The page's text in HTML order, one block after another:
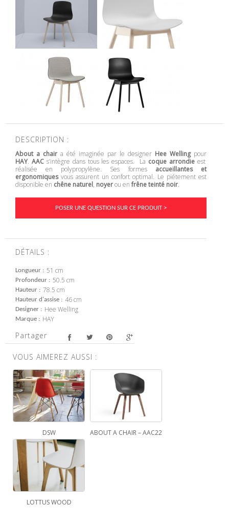
DESCRIPTION :
About a chaira été imaginée par le designer Hee Wellingpour
HAY. AACs’intègre dans tous les espaces. La coque arrondieest
réalisée en polypropylène. Ses formes accueillantes et
ergonomiquesvous assurent un confort optimal. Le piétement est
disponible en chêne naturel, noyerou enfrêne teinté noir.
POSER UNE QUESTION SUR CE PRODUIT >
DÉTAILS :
Longueur 51 cm
Profondeur 50.5 cm
Hauteur 78.5 cm
Hauteur d'assise 46 cm
Designer Hee Welling
Marque HAY
Partager
VOUS AIMEREZ AUSSI :
DSW ABOUT A CHAIR – AAC22
LOTTUS WOOD